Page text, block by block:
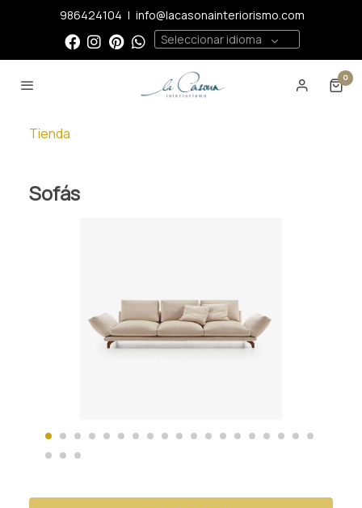
986424104 | info@lacasonainteriorismo.com
Seleccionar idioma
0
Tienda
Sofás